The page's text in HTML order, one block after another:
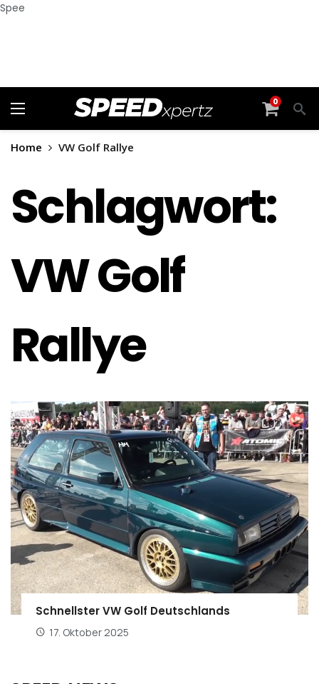
Spee
0
Home VW Golf Rallye
Schlagwort:
VW Golf
Rallye
Schnellster VW Golf Deutschlands
17. Oktober 2025